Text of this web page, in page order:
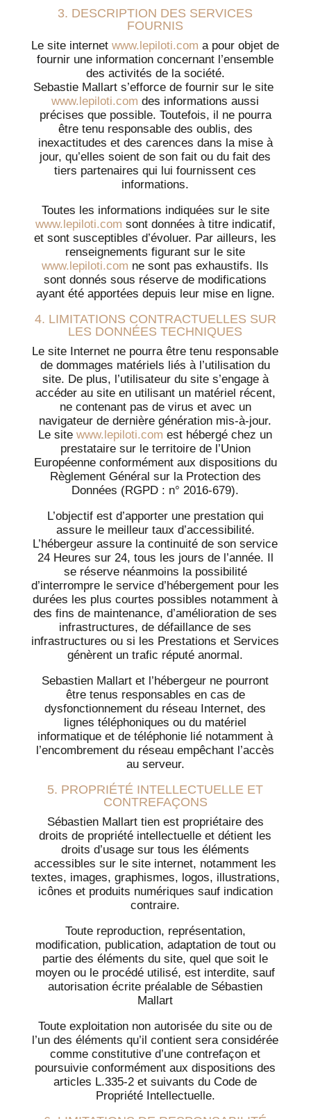
3. DESCRIPTION DES SERVICES
FOURNIS
Le site internetwww.lepiloti.com a pour objet de
fournir une information concernant l’ensemble
des activités de la société.
Sebastie Mallart s’efforce de fournir sur le site
www.lepiloti.com des informations aussi
précises que possible. Toutefois, il ne pourra
être tenu responsable des oublis, des
inexactitudes et des carences dans la mise à
jour, qu’elles soient de son fait ou du fait des
tiers partenaires qui lui fournissent ces
informations.
Toutes les informations indiquées sur le site
www.lepiloti.com sont données à titre indicatif,
et sont susceptibles d’évoluer. Par ailleurs, les
renseignements figurant sur le site
www.lepiloti.com ne sont pas exhaustifs. Ils
sont donnés sous réserve de modifications
ayant été apportées depuis leur mise en ligne.
4. LIMITATIONS CONTRACTUELLES SUR
LES DONNÉES TECHNIQUES
Le site Internet ne pourra être tenu responsable
de dommages matériels liés à l’utilisation du
site. De plus, l’utilisateur du site s’engage à
accéder au site en utilisant un matériel récent,
ne contenant pas de virus et avec un
navigateur de dernière génération mis-à-jour.
Le sitewww.lepiloti.com est hébergé chez un
prestataire sur le territoire de l’Union
Européenne conformément aux dispositions du
Règlement Général sur la Protection des
Données (RGPD : n° 2016-679).
L’objectif est d’apporter une prestation qui
assure le meilleur taux d’accessibilité.
L’hébergeur assure la continuité de son service
24 Heures sur 24, tous les jours de l’année. Il
se réserve néanmoins la possibilité
d’interrompre le service d’hébergement pour les
durées les plus courtes possibles notamment à
des fins de maintenance, d’amélioration de ses
infrastructures, de défaillance de ses
infrastructures ou si les Prestations et Services
génèrent un trafic réputé anormal.
Sebastien Mallart et l’hébergeur ne pourront
être tenus responsables en cas de
dysfonctionnement du réseau Internet, des
lignes téléphoniques ou du matériel
informatique et de téléphonie lié notamment à
l’encombrement du réseau empêchant l’accès
au serveur.
5. PROPRIÉTÉ INTELLECTUELLE ET
CONTREFAÇONS
Sébastien Mallart tien est propriétaire des
droits de propriété intellectuelle et détient les
droits d’usage sur tous les éléments
accessibles sur le site internet, notamment les
textes, images, graphismes, logos, illustrations,
icônes et produits numériques sauf indication
contraire.
Toute reproduction, représentation,
modification, publication, adaptation de tout ou
partie des éléments du site, quel que soit le
moyen ou le procédé utilisé, est interdite, sauf
autorisation écrite préalable de Sébastien
Mallart
Toute exploitation non autorisée du site ou de
l’un des éléments qu’il contient sera considérée
comme constitutive d’une contrefaçon et
poursuivie conformément aux dispositions des
articles L.335-2 et suivants du Code de
Propriété Intellectuelle.